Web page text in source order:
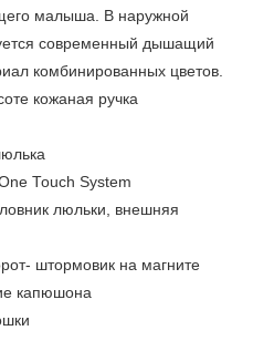
малыша. В наружной
современный дышащий
комбинированных цветов.
кожаная ручка
Touch System
люльки, внешняя
штормовик на магните
капюшона